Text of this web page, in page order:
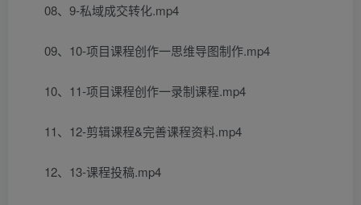
08、9-私域成交转化.mp4
09、10-项目课程创作一思维导图制作.mp4
10、11-项目课程创作一录制课程.mp4
11、12-剪辑课程&完善课程资料.mp4
12、13-课程投稿.mp4